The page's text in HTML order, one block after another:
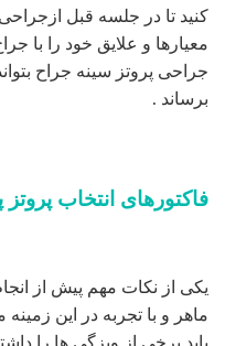
کنید تا در جلسه قبل
معیارها و علایق خود را با
جراحی پروتز سینه جراح
برساند .
فاکتورهای انتخاب
یکی از نکات مهم پیش از
ماهر و با تجربه در این